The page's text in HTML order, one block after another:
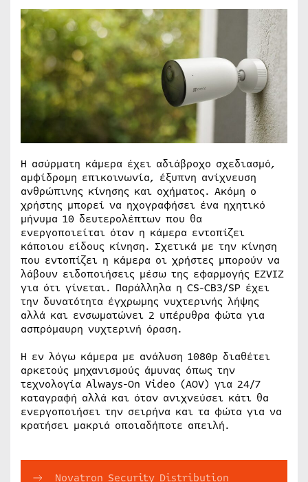
Η ασύρματη κάμερα έχει αδιάβροχο σχεδιασμό,
αμφίδρομη επικοινωνία, έξυπνη ανίχνευση
ανθρώπινης κίνησης και οχήματος. Ακόμη ο
χρήστης μπορεί να ηχογραφήσει ένα ηχητικό
μήνυμα 10 δευτερολέπτων που θα
ενεργοποιείται όταν η κάμερα εντοπίζει
κάποιου είδους κίνηση. Σχετικά με την κίνηση
που εντοπίζει η κάμερα οι χρήστες μπορούν να
λάβουν ειδοποιήσεις μέσω της εφαρμογής EZVIZ
για ότι γίνεται. Παράλληλα η CS-CB3/SP έχει
την δυνατότητα έγχρωμης νυχτερινής λήψης
αλλά και ενσωματώνει 2 υπέρυθρα φώτα για
ασπρόμαυρη νυχτερινή όραση.
Η εν λόγω κάμερα με ανάλυση 1080p διαθέτει
αρκετούς μηχανισμούς άμυνας όπως την
τεχνολογία Always-On Video (AOV) για 24/7
καταγραφή αλλά και όταν ανιχνεύσει κάτι θα
ενεργοποιήσει την σειρήνα και τα φώτα για να
κρατήσει μακριά οποιαδήποτε απειλή.
Novatron Security Distribution